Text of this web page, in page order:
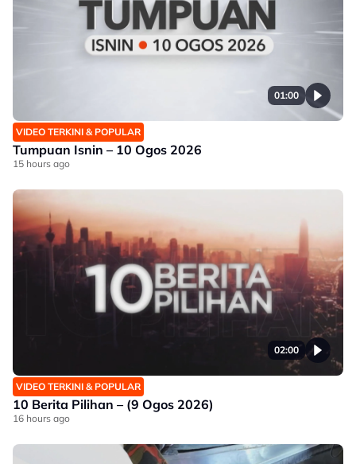
01:00
VIDEO TERKINI & POPULAR
Tumpuan Isnin – 10 Ogos 2026
15 hours ago
02:00
VIDEO TERKINI & POPULAR
10 Berita Pilihan – (9 Ogos 2026)
16 hours ago